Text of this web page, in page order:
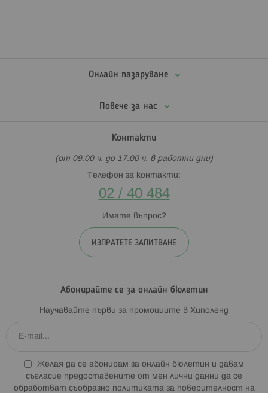
Онлайн пазаруване
Повече за нас
Контакти
(от 09:00 ч. до 17:00 ч. в работни дни)
Телефон за контакти:
02 / 40 484
Имате въпрос?
ИЗПРАТЕТЕ ЗАПИТВАНЕ
Абонирайте се за онлайн бюлетин
Научавайте първи за промоциите в Хиполенд
Желая да се абонирам за онлайн бюлетин и давам
съгласие предоставените от мен лични данни да се
обработват съобразно политиката за поверителност на